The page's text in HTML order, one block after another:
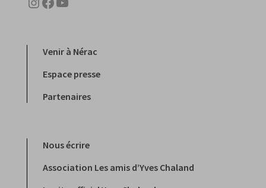
Venir à Nérac
Espace presse
Partenaires
Nous écrire
Association Les amis d’Yves Chaland